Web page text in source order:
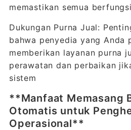
memastikan semua
Dukungan Purna Jual:
bahwa penyedia yang Anda
memberikan layanan purna
perawatan dan perbaikan
sistem
**Manfaat Memasang
Otomatis untuk
Operasional**